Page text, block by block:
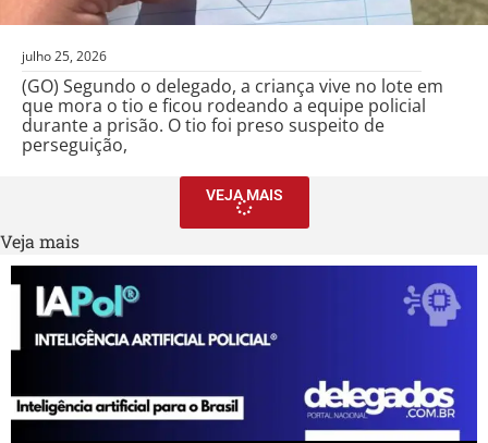
julho 25, 2026
(GO) Segundo o delegado, a criança vive no lote em
que mora o tio e ficou rodeando a equipe policial
durante a prisão. O tio foi preso suspeito de
perseguição,
VEJA MAIS
Veja mais